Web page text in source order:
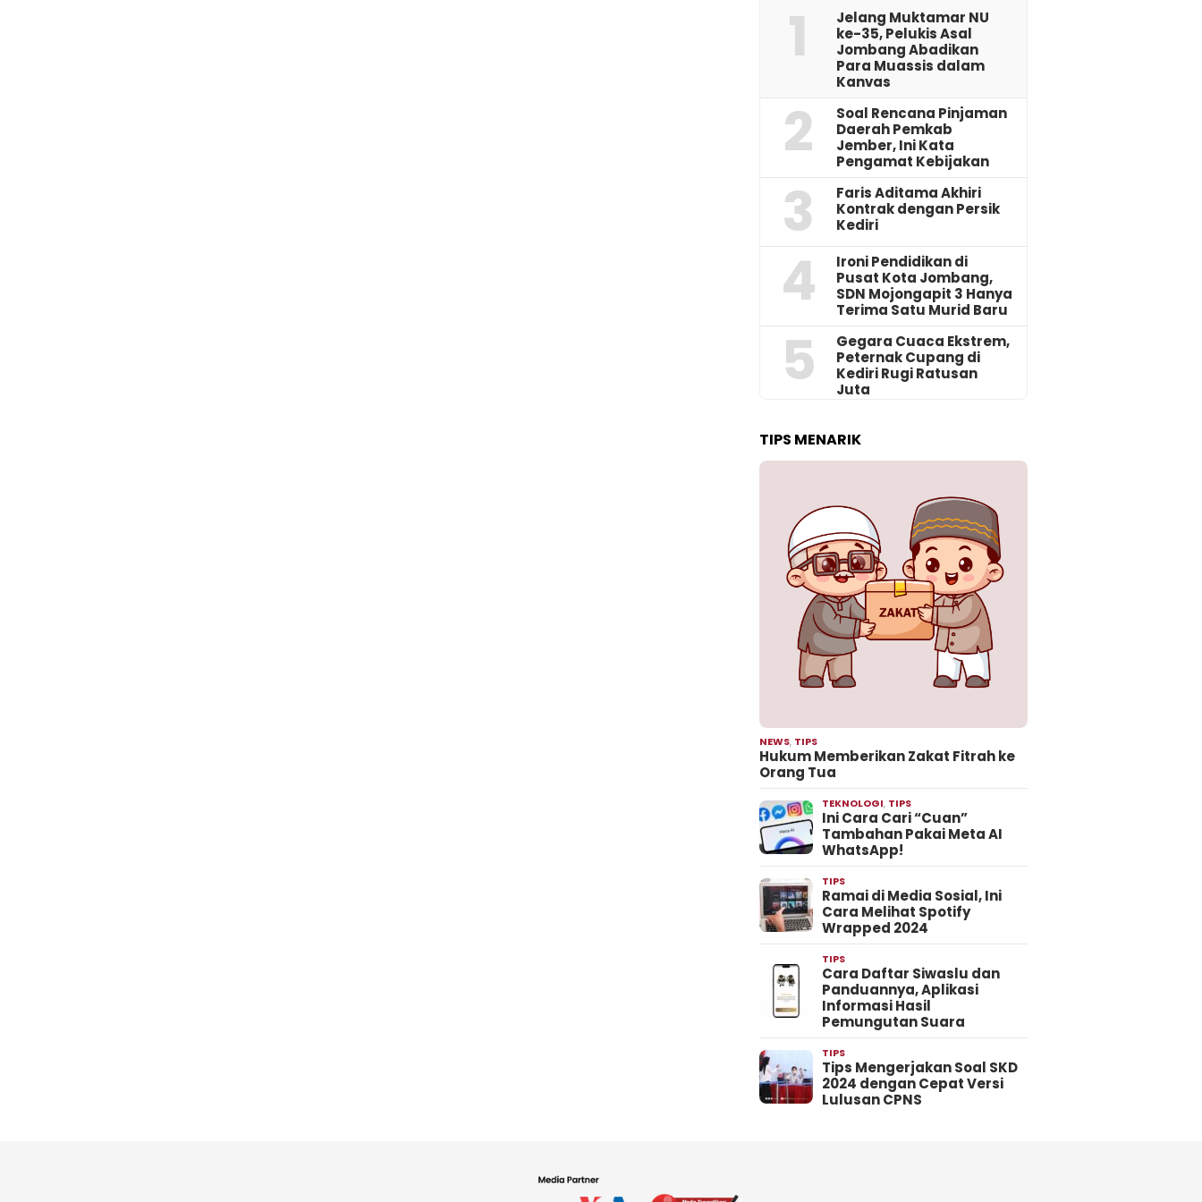
1
Jelang Muktamar NU
ke-35, Pelukis Asal
Jombang Abadikan
Para Muassis dalam
Kanvas
2
‎Soal Rencana Pinjaman
Daerah Pemkab
Jember, Ini Kata
Pengamat Kebijakan ‎
3
Faris Aditama Akhiri
Kontrak dengan Persik
Kediri
4
Ironi Pendidikan di
Pusat Kota Jombang,
SDN Mojongapit 3 Hanya
Terima Satu Murid Baru
5
‎Gegara Cuaca Ekstrem,
Peternak Cupang di
Kediri Rugi Ratusan
Juta
TIPS MENARIK
NEWS, TIPS
Hukum Memberikan Zakat Fitrah ke
Orang Tua
TEKNOLOGI, TIPS
Ini Cara Cari “Cuan”
Tambahan Pakai Meta AI
WhatsApp!
TIPS
Ramai di Media Sosial, Ini
Cara Melihat Spotify
Wrapped 2024
TIPS
Cara Daftar Siwaslu dan
Panduannya, Aplikasi
Informasi Hasil
Pemungutan Suara
TIPS
Tips Mengerjakan Soal SKD
2024 dengan Cepat Versi
Lulusan CPNS